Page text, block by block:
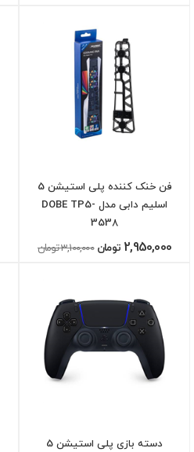
فن خنک کننده پلی استیشن 5
اسلیم دابی مدل DOBE TP5-
3538
2,950,000 تومان 3,100,000 تومان
دسته بازی پلی استیشن 5